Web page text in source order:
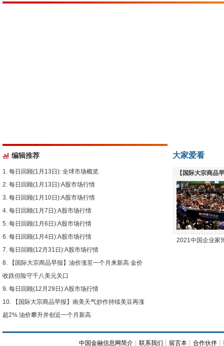
编辑推荐
每日回顾(1月13日): 全球市场概览
每日回顾(1月13日):A股市场行情
每日回顾(1月10日):A股市场行情
每日回顾(1月7日):A股市场行情
每日回顾(1月6日):A股市场行情
每日回顾(1月4日):A股市场行情
每日回顾(12月31日):A股市场行情
【国际大宗商品早报】油价涨至一个月来新高 金价
收跌但险守千八美元关口
每日回顾(12月29日):A股市场行情
【国际大宗商品早报】南美天气炒作持续美豆再涨
超2% 油价攀升并创近一个月新高
大家爱看
【国际大宗商品
下跌
2021中国企业家
中国金融信息网简介 ┊联系我们 ┊ 留言本 ┊合作伙伴 ┊